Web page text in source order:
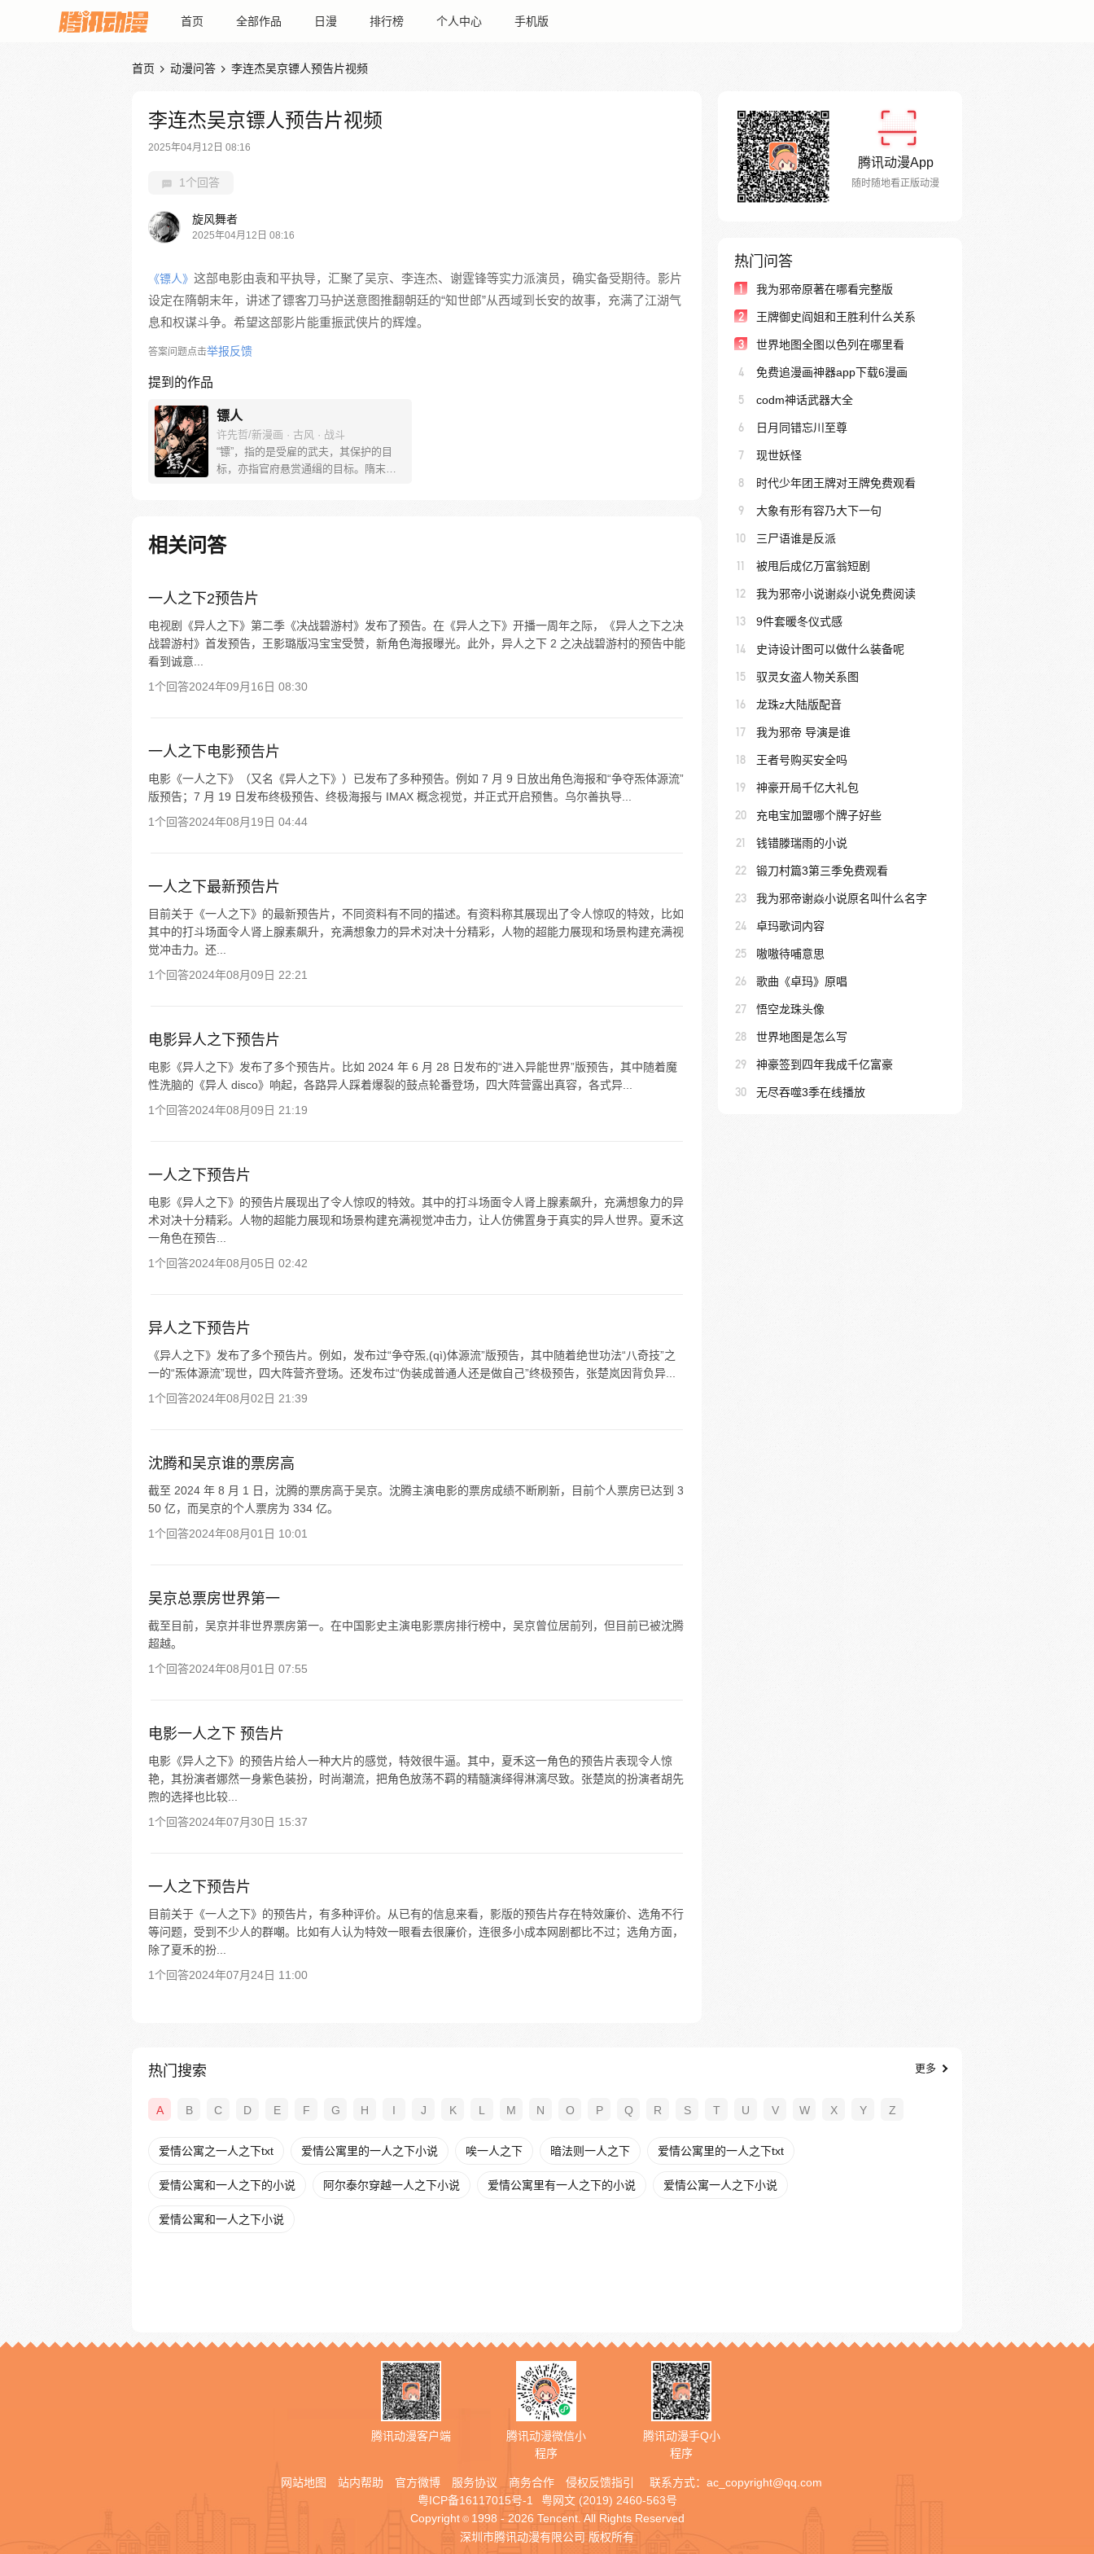
首页 全部作品 日漫 排行榜 个人中心 手机版
首页  动漫问答  李连杰吴京镖人预告片视频
李连杰吴京镖人预告片视频
2025年04月12日 08:16
1个回答
旋风舞者
2025年04月12日 08:16
《镖人》 这部电影由袁和平执导，汇聚了吴京、李连杰、谢霆锋等实力派演员，确实备受期待。影片
设定在隋朝末年，讲述了镖客刀马护送意图推翻朝廷的“知世郎”从西域到长安的故事，充满了江湖气
息和权谋斗争。希望这部影片能重振武侠片的辉煌。
答案问题点击举报反馈
提到的作品
镖人
许先哲/新漫画 · 古风 · 战斗
“镖”，指的是受雇的武夫，其保护的目
标，亦指官府悬赏通缉的目标。隋末民
相关问答
一人之下2预告片
电视剧《异人之下》第二季《决战碧游村》发布了预告。在《异人之下》开播一周年之际，《异人之下之决
战碧游村》首发预告，王影璐版冯宝宝受赞，新角色海报曝光。此外，异人之下 2 之决战碧游村的预告中能
看到诚意...
1个回答2024年09月16日 08:30
一人之下电影预告片
电影《一人之下》（又名《异人之下》）已发布了多种预告。例如 7 月 9 日放出角色海报和“争夺炁体源流”
版预告；7 月 19 日发布终极预告、终极海报与 IMAX 概念视觉，并正式开启预售。乌尔善执导...
1个回答2024年08月19日 04:44
一人之下最新预告片
目前关于《一人之下》的最新预告片，不同资料有不同的描述。有资料称其展现出了令人惊叹的特效，比如
其中的打斗场面令人肾上腺素飙升，充满想象力的异术对决十分精彩，人物的超能力展现和场景构建充满视
觉冲击力。还...
1个回答2024年08月09日 22:21
电影异人之下预告片
电影《异人之下》发布了多个预告片。比如 2024 年 6 月 28 日发布的“进入异能世界”版预告，其中随着魔
性洗脑的《异人 disco》响起，各路异人踩着爆裂的鼓点轮番登场，四大阵营露出真容，各式异...
1个回答2024年08月09日 21:19
一人之下预告片
电影《异人之下》的预告片展现出了令人惊叹的特效。其中的打斗场面令人肾上腺素飙升，充满想象力的异
术对决十分精彩。人物的超能力展现和场景构建充满视觉冲击力，让人仿佛置身于真实的异人世界。夏禾这
一角色在预告...
1个回答2024年08月05日 02:42
异人之下预告片
《异人之下》发布了多个预告片。例如，发布过“争夺炁,(qì)体源流”版预告，其中随着绝世功法“八奇技”之
一的“炁体源流”现世，四大阵营齐登场。还发布过“伪装成普通人还是做自己”终极预告，张楚岚因背负异...
1个回答2024年08月02日 21:39
沈腾和吴京谁的票房高
截至 2024 年 8 月 1 日，沈腾的票房高于吴京。沈腾主演电影的票房成绩不断刷新，目前个人票房已达到 3
50 亿，而吴京的个人票房为 334 亿。
1个回答2024年08月01日 10:01
吴京总票房世界第一
截至目前，吴京并非世界票房第一。在中国影史主演电影票房排行榜中，吴京曾位居前列，但目前已被沈腾
超越。
1个回答2024年08月01日 07:55
电影一人之下 预告片
电影《异人之下》的预告片给人一种大片的感觉，特效很牛逼。其中，夏禾这一角色的预告片表现令人惊
艳，其扮演者娜然一身紫色装扮，时尚潮流，把角色放荡不羁的精髓演绎得淋漓尽致。张楚岚的扮演者胡先
煦的选择也比较...
1个回答2024年07月30日 15:37
一人之下预告片
目前关于《一人之下》的预告片，有多种评价。从已有的信息来看，影版的预告片存在特效廉价、选角不行
等问题，受到不少人的群嘲。比如有人认为特效一眼看去很廉价，连很多小成本网剧都比不过；选角方面，
除了夏禾的扮...
1个回答2024年07月24日 11:00
腾讯动漫App
随时随地看正版动漫
热门问答
1 我为邪帝原著在哪看完整版
2 王牌御史阎姐和王胜利什么关系
3 世界地图全图以色列在哪里看
4 免费追漫画神器app下载6漫画
5 codm神话武器大全
6 日月同错忘川至尊
7 现世妖怪
8 时代少年团王牌对王牌免费观看
9 大象有形有容乃大下一句
10 三尸语谁是反派
11 被甩后成亿万富翁短剧
12 我为邪帝小说谢焱小说免费阅读
13 9件套暖冬仪式感
14 史诗设计图可以做什么装备呢
15 驭灵女盗人物关系图
16 龙珠z大陆版配音
17 我为邪帝 导演是谁
18 王者号购买安全吗
19 神豪开局千亿大礼包
20 充电宝加盟哪个牌子好些
21 钱错滕瑞雨的小说
22 锻刀村篇3第三季免费观看
23 我为邪帝谢焱小说原名叫什么名字
24 卓玛歌词内容
25 嗷嗷待哺意思
26 歌曲《卓玛》原唱
27 悟空龙珠头像
28 世界地图是怎么写
29 神豪签到四年我成千亿富豪
30 无尽吞噬3季在线播放
热门搜索 更多
A B C D E F G H I J K L M N O P Q R S T U V W X Y Z
爱情公寓之一人之下txt 爱情公寓里的一人之下小说 唉一人之下 暗法则一人之下 爱情公寓里的一人之下txt
爱情公寓和一人之下的小说 阿尔泰尔穿越一人之下小说 爱情公寓里有一人之下的小说 爱情公寓一人之下小说
爱情公寓和一人之下小说
腾讯动漫客户端
腾讯动漫微信小
程序
腾讯动漫手Q小
程序
网站地图 站内帮助 官方微博 服务协议 商务合作 侵权反馈指引 联系方式： ac_copyright@qq.com
粤ICP备16117015号-1
粤网文 (2019) 2460-563号
Copyright © 1998 - 2026 Tencent. All Rights Reserved
深圳市腾讯动漫有限公司 版权所有